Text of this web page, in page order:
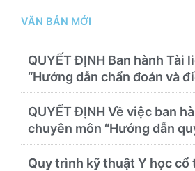
Danh mục hàng hóa, mẫu
VĂN BẢN MỚI
QUYẾT ĐỊNH Ban hành Tài
“Hướng dẫn chẩn đoán và
thường gặp tại Bệnh viện Y
Phục hồi chức năng Quy
QUYẾT ĐỊNH Về việc ban
chuyên môn “Hướng dẫn
về chẩn đoán hình ảnh
quang”
Quy trình kỹ thuật Y học cổ